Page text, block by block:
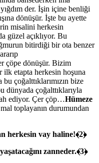
der. İşin içine benliği
dönüşür. İşte bu ayette
misalini herkesin
güzel açıklıyor. Bu
bitirdiği bir ota benzer
çöpe dönüşür. Bizim
etapta herkesin hoşuna
çoğalttıklarımızın bize
dünyada çoğalttıklarıyla
ediyor. Çer çöp…Hümeze
toplayanın durumundan
herkesin vay haline!﴾2﴿
zanneder.﴾3﴿